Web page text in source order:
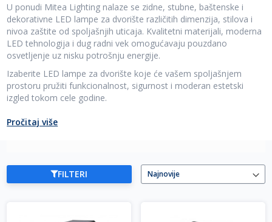
U ponudi Mitea Lighting nalaze se zidne, stubne, baštenske i
dekorativne LED lampe za dvorište različitih dimenzija, stilova i
nivoa zaštite od spoljašnjih uticaja. Kvalitetni materijali, moderna
LED tehnologija i dug radni vek omogućavaju pouzdano
osvetljenje uz nisku potrošnju energije.
Izaberite LED lampe za dvorište koje će vašem spoljašnjem
prostoru pružiti funkcionalnost, sigurnost i moderan estetski
izgled tokom cele godine.
Pročitaj više
FILTERI